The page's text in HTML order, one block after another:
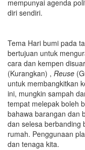
mempunyai agenda
diri sendiri.
Tema Hari bumi pada
bertujuan untuk
cara dan kempen
(Kurangkan) , Reuse
untuk membangkitkan
ini, mungkin sampah
tempat melepak boleh
bahawa barangan dan
dan selesa berbanding
rumah. Penggunaan
dan tenaga kita.